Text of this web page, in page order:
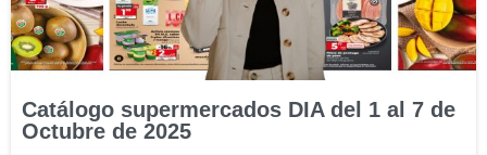
Catálogo supermercados DIA del 1 al 7 de
Octubre de 2025